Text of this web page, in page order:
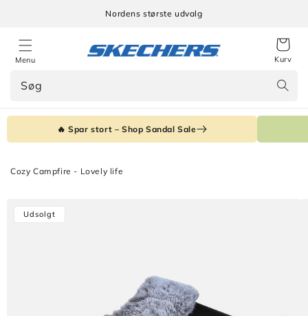
Nordens største udvalg
Menu
Søg
Kurv
🔥 Spar stort – Shop Sandal Sale
Cozy Campfire - Lovely life
Udsolgt